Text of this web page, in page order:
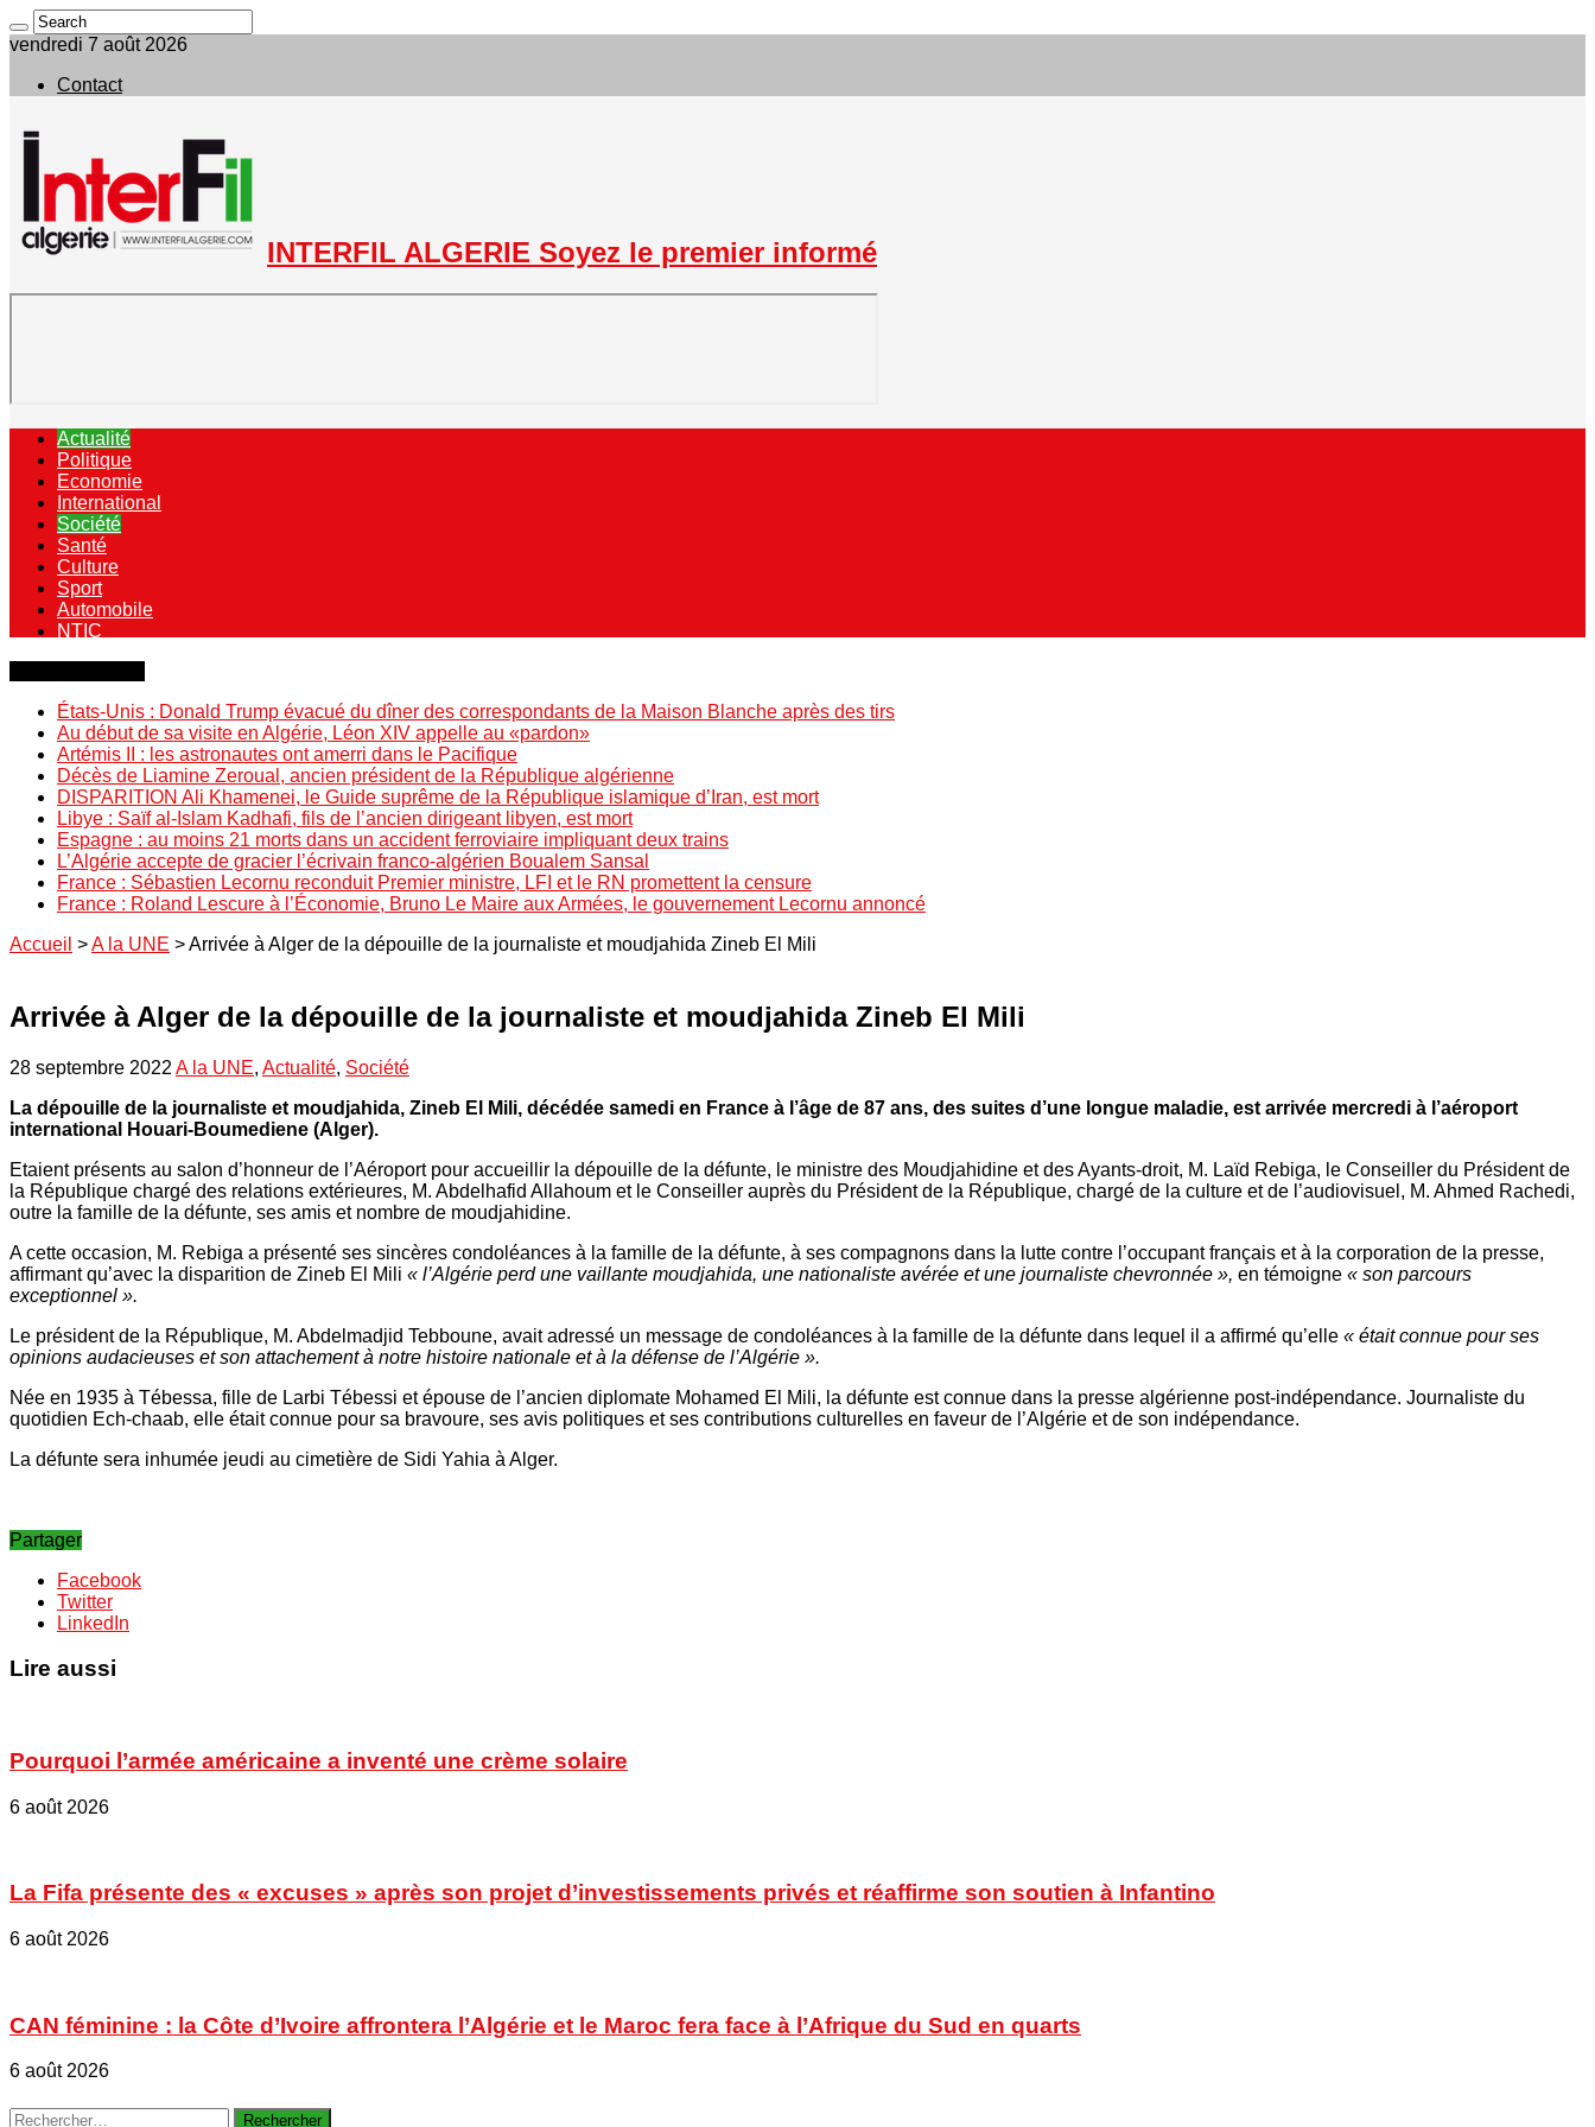
vendredi 7 août 2026
Contact
INTERFIL ALGERIE Soyez le premier informé
Actualité
Politique
Economie
International
Société
Santé
Culture
Sport
Automobile
NTIC
États-Unis : Donald Trump évacué du dîner des correspondants de la Maison Blanche après des tirs
Au début de sa visite en Algérie, Léon XIV appelle au «pardon»
Artémis II : les astronautes ont amerri dans le Pacifique
Décès de Liamine Zeroual, ancien président de la République algérienne
DISPARITION Ali Khamenei, le Guide suprême de la République islamique d’Iran, est mort
Libye : Saïf al-Islam Kadhafi, fils de l’ancien dirigeant libyen, est mort
Espagne : au moins 21 morts dans un accident ferroviaire impliquant deux trains
L’Algérie accepte de gracier l’écrivain franco-algérien Boualem Sansal
France : Sébastien Lecornu reconduit Premier ministre, LFI et le RN promettent la censure
France : Roland Lescure à l’Économie, Bruno Le Maire aux Armées, le gouvernement Lecornu annoncé
Accueil >A la UNE >Arrivée à Alger de la dépouille de la journaliste et moudjahida Zineb El Mili
Arrivée à Alger de la dépouille de la journaliste et moudjahida Zineb El Mili
28 septembre 2022 A la UNE, Actualité, Société
La dépouille de la journaliste et moudjahida, Zineb El Mili, décédée samedi en France à l’âge de 87 ans, des suites d’une longue maladie, est arrivée mercredi à l’aéroport
international Houari-Boumediene (Alger).
Etaient présents au salon d’honneur de l’Aéroport pour accueillir la dépouille de la défunte, le ministre des Moudjahidine et des Ayants-droit, M. Laïd Rebiga, le Conseiller du Président de
la République chargé des relations extérieures, M. Abdelhafid Allahoum et le Conseiller auprès du Président de la République, chargé de la culture et de l’audiovisuel, M. Ahmed Rachedi,
outre la famille de la défunte, ses amis et nombre de moudjahidine.
A cette occasion, M. Rebiga a présenté ses sincères condoléances à la famille de la défunte, à ses compagnons dans la lutte contre l’occupant français et à la corporation de la presse,
affirmant qu’avec la disparition de Zineb El Mili « l’Algérie perd une vaillante moudjahida, une nationaliste avérée et une journaliste chevronnée », en témoigne « son parcours
exceptionnel ».
Le président de la République, M. Abdelmadjid Tebboune, avait adressé un message de condoléances à la famille de la défunte dans lequel il a affirmé qu’elle « était connue pour ses
opinions audacieuses et son attachement à notre histoire nationale et à la défense de l’Algérie ».
Née en 1935 à Tébessa, fille de Larbi Tébessi et épouse de l’ancien diplomate Mohamed El Mili, la défunte est connue dans la presse algérienne post-indépendance. Journaliste du
quotidien Ech-chaab, elle était connue pour sa bravoure, ses avis politiques et ses contributions culturelles en faveur de l’Algérie et de son indépendance.
La défunte sera inhumée jeudi au cimetière de Sidi Yahia à Alger.
Partager
Facebook
Twitter
LinkedIn
Lire aussi
Pourquoi l’armée américaine a inventé une crème solaire
6 août 2026
La Fifa présente des « excuses » après son projet d’investissements privés et réaffirme son soutien à Infantino
6 août 2026
CAN féminine : la Côte d’Ivoire affrontera l’Algérie et le Maroc fera face à l’Afrique du Sud en quarts
6 août 2026
Rechercher :